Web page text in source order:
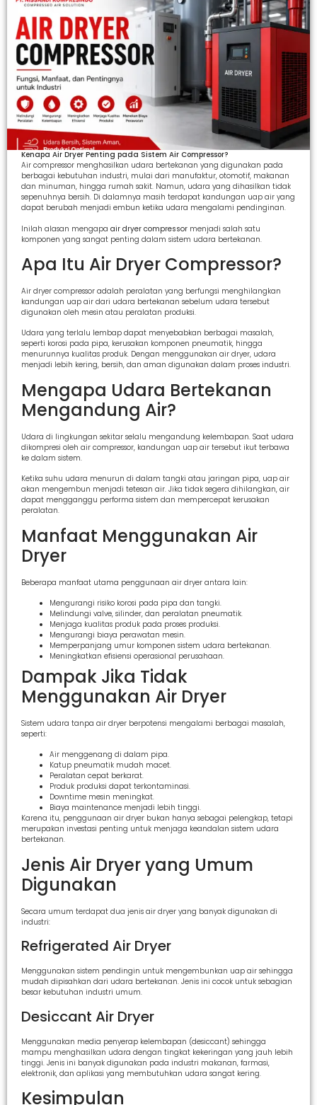
Kenapa Air Dryer Penting pada Sistem Air Compressor?
Air compressor menghasilkan udara bertekanan yang digunakan pada
berbagai kebutuhan industri, mulai dari manufaktur, otomotif, makanan
dan minuman, hingga rumah sakit. Namun, udara yang dihasilkan tidak
sepenuhnya bersih. Di dalamnya masih terdapat kandungan uap air yang
dapat berubah menjadi embun ketika udara mengalami pendinginan.
Inilah alasan mengapa air dryer compressor menjadi salah satu
komponen yang sangat penting dalam sistem udara bertekanan.
Apa Itu Air Dryer Compressor?
Air dryer compressor adalah peralatan yang berfungsi menghilangkan
kandungan uap air dari udara bertekanan sebelum udara tersebut
digunakan oleh mesin atau peralatan produksi.
Udara yang terlalu lembap dapat menyebabkan berbagai masalah,
seperti korosi pada pipa, kerusakan komponen pneumatik, hingga
menurunnya kualitas produk. Dengan menggunakan air dryer, udara
menjadi lebih kering, bersih, dan aman digunakan dalam proses industri.
Mengapa Udara Bertekanan
Mengandung Air?
Udara di lingkungan sekitar selalu mengandung kelembapan. Saat udara
dikompresi oleh air compressor, kandungan uap air tersebut ikut terbawa
ke dalam sistem.
Ketika suhu udara menurun di dalam tangki atau jaringan pipa, uap air
akan mengembun menjadi tetesan air. Jika tidak segera dihilangkan, air
dapat mengganggu performa sistem dan mempercepat kerusakan
peralatan.
Manfaat Menggunakan Air
Dryer
Beberapa manfaat utama penggunaan air dryer antara lain:
Mengurangi risiko korosi pada pipa dan tangki.
Melindungi valve, silinder, dan peralatan pneumatik.
Menjaga kualitas produk pada proses produksi.
Mengurangi biaya perawatan mesin.
Memperpanjang umur komponen sistem udara bertekanan.
Meningkatkan efisiensi operasional perusahaan.
Dampak Jika Tidak
Menggunakan Air Dryer
Sistem udara tanpa air dryer berpotensi mengalami berbagai masalah,
seperti:
Air menggenang di dalam pipa.
Katup pneumatik mudah macet.
Peralatan cepat berkarat.
Produk produksi dapat terkontaminasi.
Downtime mesin meningkat.
Biaya maintenance menjadi lebih tinggi.
Karena itu, penggunaan air dryer bukan hanya sebagai pelengkap, tetapi
merupakan investasi penting untuk menjaga keandalan sistem udara
bertekanan.
Jenis Air Dryer yang Umum
Digunakan
Secara umum terdapat dua jenis air dryer yang banyak digunakan di
industri:
Refrigerated Air Dryer
Menggunakan sistem pendingin untuk mengembunkan uap air sehingga
mudah dipisahkan dari udara bertekanan. Jenis ini cocok untuk sebagian
besar kebutuhan industri umum.
Desiccant Air Dryer
Menggunakan media penyerap kelembapan (desiccant) sehingga
mampu menghasilkan udara dengan tingkat kekeringan yang jauh lebih
tinggi. Jenis ini banyak digunakan pada industri makanan, farmasi,
elektronik, dan aplikasi yang membutuhkan udara sangat kering.
Kesimpulan